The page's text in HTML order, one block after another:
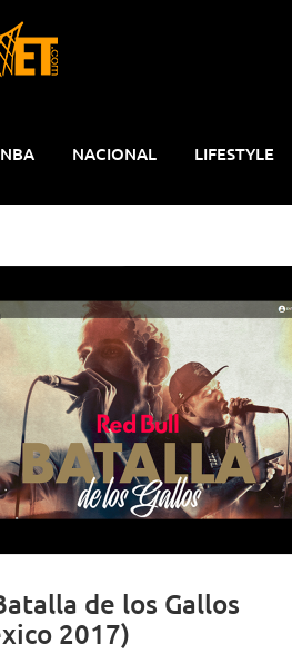
NBA NACIONAL LIFESTYLE
de los Gallos
2017)